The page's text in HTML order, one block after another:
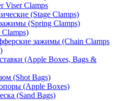
Viser Clamps
(Stage Clamps)
(Spring Clamps)
зажимы (Chain Clamps
(Apple Boxes, Bags &
(Shot Bags)
(Apple Boxes)
(Sand Bags)